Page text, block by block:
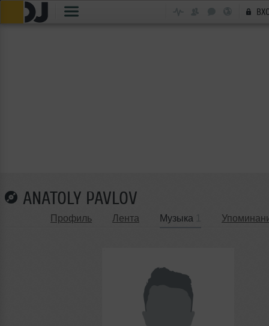
ANATOLY PAVLOV
Профиль Лента Музыка